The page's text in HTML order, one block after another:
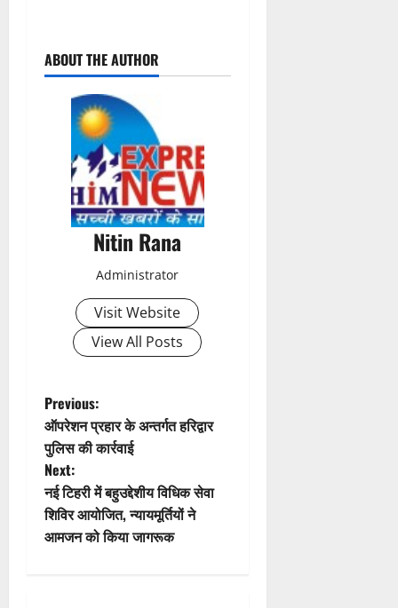
o
t
i
o
n
ABOUT THE AUTHOR
Nitin Rana
Administrator
Visit Website
View All Posts
P
o
s
t
Previous:
ऑपरेशन प्रहार के अन्तर्गत हरिद्वार
पुलिस की कार्रवाई
Next:
नई टिहरी में बहुउद्देशीय विधिक सेवा
शिविर आयोजित, न्यायमूर्तियों ने
आमजन को किया जागरूक